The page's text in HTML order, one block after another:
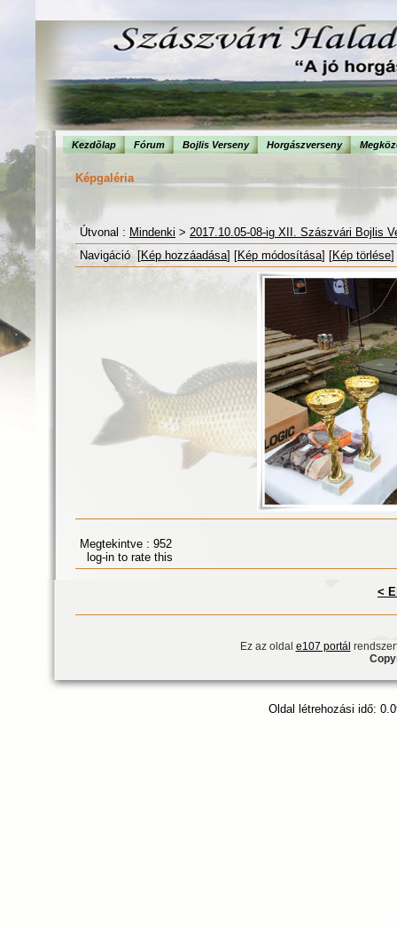
Kezdõlap Fórum Bojlis Verseny Horgászverseny
Képgaléria
Útvonal : Mindenki > 2017.10.05-08-ig XII. Szászvári Bojlis
Navigáció [Kép hozzáadása] [Kép módosítása] [Kép törlése]
Megtekintve : 952
log-in to rate this
<
Ez az oldal e107 portál
Oldal létrehozási idő: